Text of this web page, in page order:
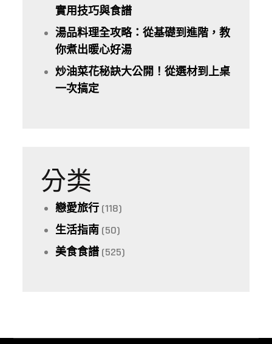
實用技巧與食譜
湯品料理全攻略：從基礎到進階，教
你煮出暖心好湯
炒油菜花秘訣大公開！從選材到上桌
一次搞定
分类
戀愛旅行 (118)
生活指南 (50)
美食食譜 (525)